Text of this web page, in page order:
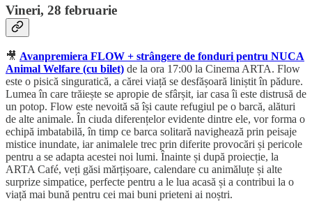
Vineri, 28 februarie
🎥 Avanpremiera FLOW + strângere de fonduri pentru NUCA
Animal Welfare (cu bilet) de la ora 17:00 la Cinema ARTA. Flow
este o pisică singuratică, a cărei viață se desfășoară liniștit în pădure.
Lumea în care trăiește se apropie de sfârșit, iar casa îi este distrusă de
un potop. Flow este nevoită să își caute refugiul pe o barcă, alături
de alte animale. În ciuda diferențelor evidente dintre ele, vor forma o
echipă imbatabilă, în timp ce barca solitară navighează prin peisaje
mistice inundate, iar animalele trec prin diferite provocări și pericole
pentru a se adapta acestei noi lumi. Înainte și după proiecție, la
ARTA Café, veți găsi mărțișoare, calendare cu animăluțe și alte
surprize simpatice, perfecte pentru a le lua acasă și a contribui la o
viață mai bună pentru cei mai buni prieteni ai noștri.